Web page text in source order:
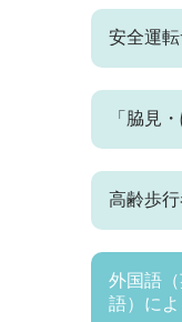
安全運
「脇見
高齢歩
外国語
語）に